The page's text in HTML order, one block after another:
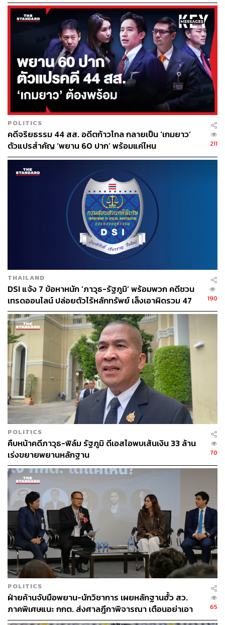
ทั้งนี้ ณัฐชากล่าวถึงกรณีที่เจ้าหน้าที่ตำรวจใช้กระสุนยางยิง
ต่อกลุ่มผู้ชุมนุม โดยไม่ได้มีการประกาศบอกกล่าวก่อน
เหมือนทุกครั้ง กรณีเช่นนี้ผมขอตั้งคำถามไปยัง พล.ต.อ. สุ
วัฒน์ แจ้งยอดสุข ผู้บัญชาการตำรวจแห่งชาติ ว่าท่านปล่อย
ให้ผู้ใต้บังคับบัญชาของท่านกระทำการป่าเถื่อนเช่นนี้ได้
อย่างไร การกระทำเช่นนี้เป็นการกระทำที่ละเมิดสิทธิมนุษย
ชนตามหลักสากล กรณีนี้ลูกน้องท่านทำเพื่อเอาใจผู้บังคับ
บัญชาใช่หรือไม่ ท่านต้องให้คำตอบต่อพี่น้องประชาชนว่าสิ่ง
ที่พวกท่านกำลังทำอยู่ นี่หรือคือผู้พิทักษ์สันติราษฎร์ตามคติ
ของตำรวจไทย กรณีที่เกิดขึ้น หากสถานการณ์การแพร่
ระบาดโควิดดีขึ้น และรัฐสภาสามารปฏิบัติงานได้ปกติ ผมขอ
เชิญท่านและผู้เกี่ยวข้องเข้ามาชี้แจงต่อคณะกรรมาธิการ
เพื่อตอบข้อเท็จจริงต่อประชาชนอย่างเร่งด่วน
TAGS: สิทธิมนุษยชน
ประยุทธ์ จันทร์โอชา
สมาชิกสภาผู้แทนราษฎร (สส.)
ณัฐชา บุญไชยอินสวัสดิ์
เชื้อไวรัสโคโรนา
วัคซีนโควิด-19
การพัฒนาการเมือง
การสื่อสารมวลชน
ABOUT THE AUTHOR
THE STANDARD TEAM
กองบรรณาธิการ THE STANDARD
POLITICS
คดีจริยธรรม 44 สส. อดีตก้าวไกล กลายเป็น ‘เกมยาว’
ตัวแปรสำคัญ ‘พยาน 60 ปาก’ พร้อมแค่ไหน
211
THAILAND
DSI แจ้ง 7 ข้อหาหนัก ‘ภาวุธ-รัฐภูมิ’ พร้อมพวก คดีชวน
เทรดออนไลน์ ปล่อยตัวไร้หลักทรัพย์ เล็งเอาผิดรวม 47
ราย
190
POLITICS
คืบหน้าคดีภาวุธ-ฟิล์ม รัฐภูมิ ดีเอสไอพบเส้นเงิน 33 ล้าน
เร่งขยายพยานหลักฐาน
70
POLITICS
ฝ่ายค้านจับมือพยาน-นักวิชาการ เผยหลักฐานฮั้ว สว.
ภาคพิเศษแนะ กกต. ส่งศาลฎีกาพิจารณา เตือนอย่าเอา
ตัวเป็นตู้รับกระสุนแทน
65